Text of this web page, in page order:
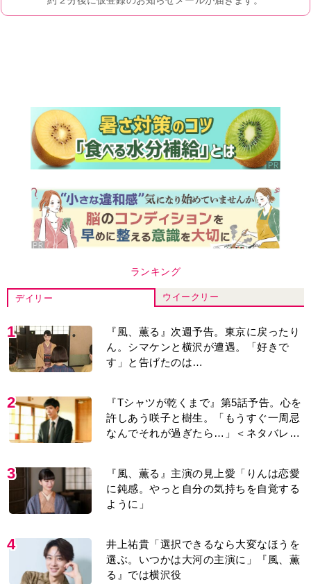
ランキング
デイリー ウイークリー
1
『風、薫る』次週予告。東京に戻ったり
ん。シマケンと横沢が遭遇。「好きで
す」と告げたのは…
2
『Tシャツが乾くまで』第5話予告。心を
許しあう咲子と樹生。「もうすぐ一周忌
なんでそれが過ぎたら…」＜ネタバレあ
3
『風、薫る』主演の見上愛「りんは恋愛
に鈍感。やっと自分の気持ちを自覚する
ように」
4
井上祐貴「選択できるなら大変なほうを
選ぶ。いつかは大河の主演に」『風、薫
る』では横沢役